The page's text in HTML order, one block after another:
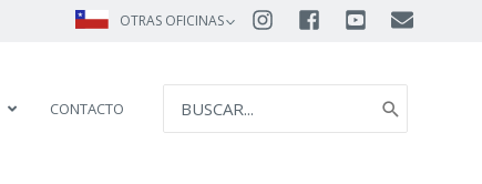
OTRAS OFICINAS
CONTACTO
FOR: